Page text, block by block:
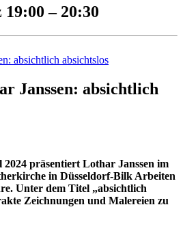
19:00 – 20:30
Janssen: absichtlich
präsentiert Lothar Janssen im
in Düsseldorf-Bilk Arbeiten
Unter dem Titel „absichtlich
Zeichnungen und Malereien zu